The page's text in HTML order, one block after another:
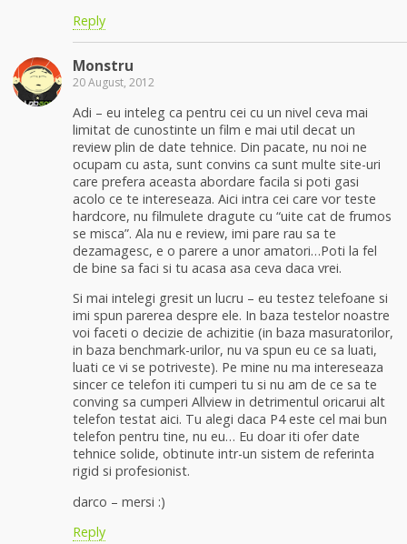
Reply
Monstru
20 August, 2012
Adi – eu inteleg ca pentru cei cu un nivel ceva mai
limitat de cunostinte un film e mai util decat un
review plin de date tehnice. Din pacate, nu noi ne
ocupam cu asta, sunt convins ca sunt multe site-uri
care prefera aceasta abordare facila si poti gasi
acolo ce te intereseaza. Aici intra cei care vor teste
hardcore, nu filmulete dragute cu “uite cat de frumos
se misca”. Ala nu e review, imi pare rau sa te
dezamagesc, e o parere a unor amatori…Poti la fel
de bine sa faci si tu acasa asa ceva daca vrei.
Si mai intelegi gresit un lucru – eu testez telefoane si
imi spun parerea despre ele. In baza testelor noastre
voi faceti o decizie de achizitie (in baza masuratorilor,
in baza benchmark-urilor, nu va spun eu ce sa luati,
luati ce vi se potriveste). Pe mine nu ma intereseaza
sincer ce telefon iti cumperi tu si nu am de ce sa te
conving sa cumperi Allview in detrimentul oricarui alt
telefon testat aici. Tu alegi daca P4 este cel mai bun
telefon pentru tine, nu eu… Eu doar iti ofer date
tehnice solide, obtinute intr-un sistem de referinta
rigid si profesionist.
darco – mersi :)
Reply